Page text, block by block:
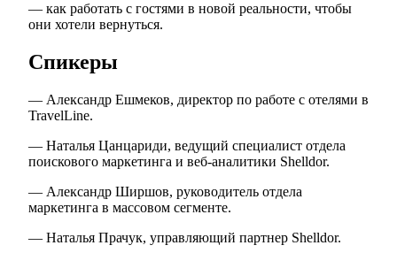
— как работать с гостями в новой реальности, чтобы
они хотели вернуться.
Спикеры
— Александр Ешмеков, директор по работе с отелями в
TravelLine.
— Наталья Цанцариди, ведущий специалист отдела
поискового маркетинга и веб-аналитики Shelldor.
— Александр Ширшов, руководитель отдела
маркетинга в массовом сегменте.
— Наталья Прачук, управляющий партнер Shelldor.